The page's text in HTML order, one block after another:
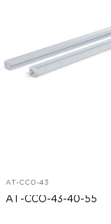
АТ-ССО-43
АТ-ССО-43-40-55